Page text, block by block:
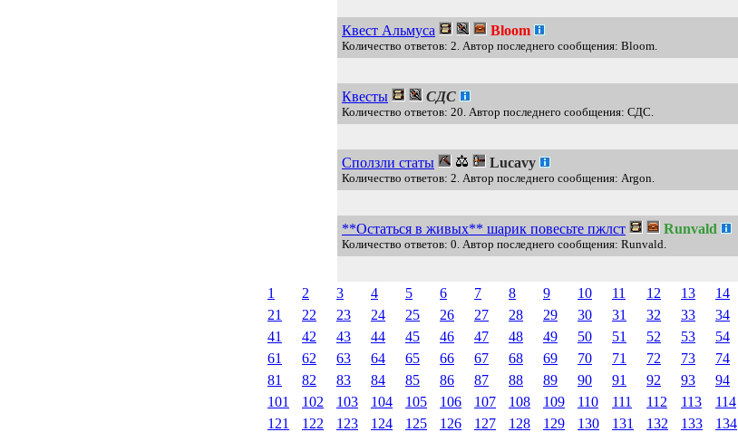
Квест Альмуса Bloom
Количество ответов: 2. Автор последнего сообщения: Bloom.
Квесты СДС
Количество ответов: 20. Автор последнего сообщения: СДС.
Сползли статы Lucavy
Количество ответов: 2. Автор последнего сообщения: Argon.
**Остаться в живых** шарик повесьте пжлст Runvald
Количество ответов: 0. Автор последнего сообщения: Runvald.
1 2 3 4 5 6 7 8 9 10 11 12 13 14
21
22 23 24 25 26 27 28 29 30 31 32 33 34
41
42 43 44 45 46 47 48 49 50 51 52 53 54
61
62 63 64 65 66 67 68 69 70 71 72 73 74
81
82 83 84 85 86 87 88 89 90 91 92 93 94
101
102 103 104 105 106 107 108 109 110 111 112 113 114
121
122 123 124 125 126 127 128 129 130 131 132 133 134